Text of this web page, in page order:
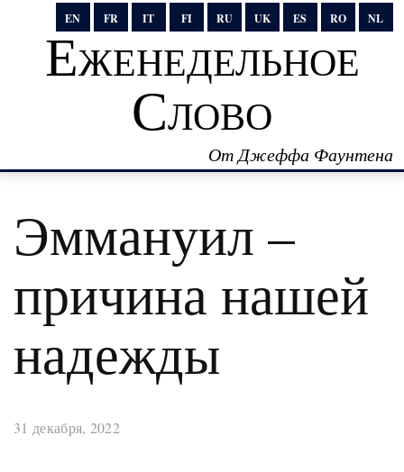
EN FR IT FI RU UK ES RO NL
Еженедельное
Слово
От Джеффа Фаунтена
Эммануил –
причина нашей
надежды
31 декабря, 2022